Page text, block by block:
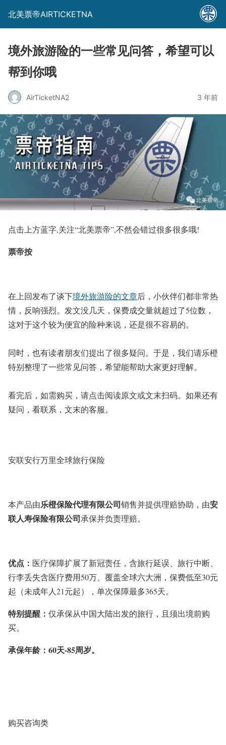
北美票帝AIRTICKETNA
境外旅游险的一些常见问答，希望可以
帮到你哦
AirTicketNA2 3 年前
点击上方蓝字,关注“北美票帝”,不然会错过很多很多哦!
票帝按
在上回发布了谈下境外旅游险的文章后，小伙伴们都非常热
情，反响强烈。 发文没几天， 保费成交量就超过了5位数，
这对于这个较为便宜的险种来说，还是很不容易的。
同时，也有读者朋友们提出了很多疑问。于是，我们请乐橙
特别整理了一些常见问答，希望能帮助大家更好理解。
看完后，如需购买，请点击阅读原文或文末扫码。如果还有
疑问，看联系，文末的客服。
安联安行万里全球旅行保险
本产品由乐橙保险代理有限公司销售并提供理赔协助，由安
联人寿保险有限公司承保并负责理赔。
优点： 医疗保障扩展了新冠责任，含旅行延误、旅行中断、
行李丢失含医疗费用50万、覆盖全球六大洲，保费低至30元
起（未成年人21元起），单次保障最多365天。
特别提醒： 仅承保从中国大陆出发的旅行，且须出境前购
买。
承保年龄： 60天-85周岁。
购买咨询类